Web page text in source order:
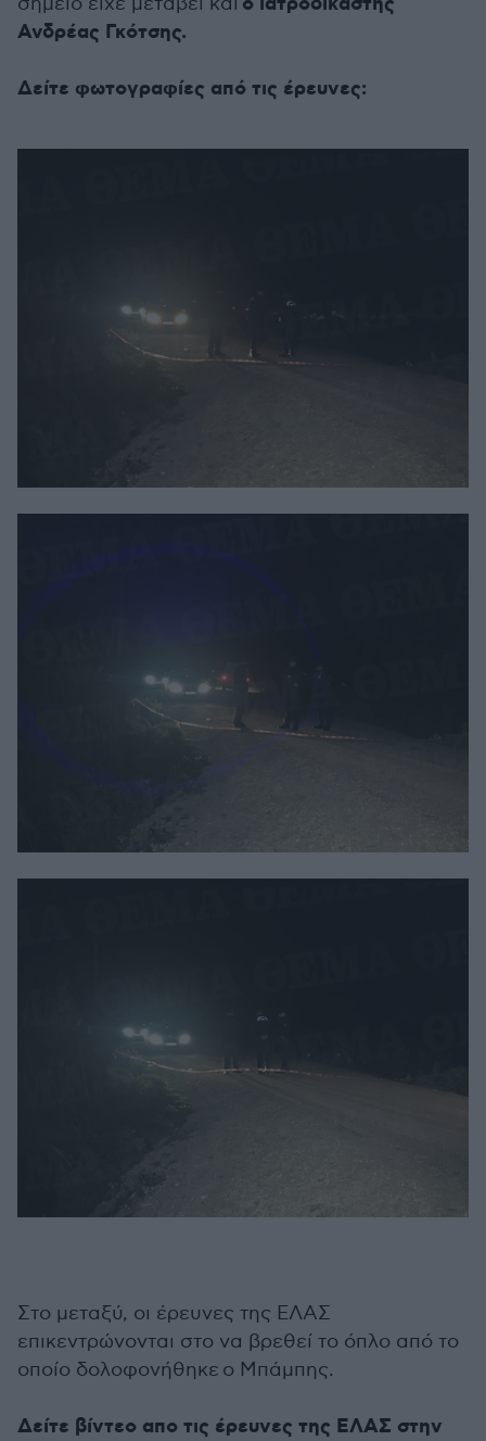
Ανδρέας Γκότσης.
Δείτε φωτογραφίες από τις έρευνες:
Στο μεταξύ, οι έρευνες της ΕΛΑΣ
επικεντρώνονται στο να βρεθεί το όπλο από το
οποίο δολοφονήθηκε ο Μπάμπης.
Δείτε βίντεο απο τις έρευνες της ΕΛΑΣ στην